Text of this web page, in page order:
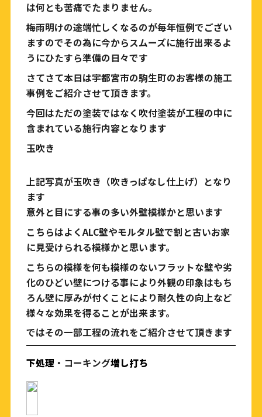
は何とも苦痛でたまりません。
梅雨明けの途端忙しくなるのが毎年恒例でござい
ますのでその為に今からスムーズに施行出来るよ
うにひたすら準備の日々です
さてさて本日は宇都宮市の駒生町のお客様の施工
事例をご紹介させて頂きます。
今回はただの塗装ではなく吹付塗装が工程の中に
含まれている施行内容となります
玉吹き
上記写真が玉吹き（吹きっぱなし仕上げ）となり
ます
意外と目にする事の多い外壁模様かと思います
こちらはよくALC壁やモルタル壁で割と古いお家
に見受けられる模様かと思います。
こちらの模様を何も模様のないフラットな壁や劣
化のひどい壁につける事により外観の印象はもち
ろん壁に厚みが付くことにより耐久性の向上など
様々な効果を得ることが出来ます。
ではその一部工程の流れをご紹介させて頂きます
下処理 ・コーキング増し打ち